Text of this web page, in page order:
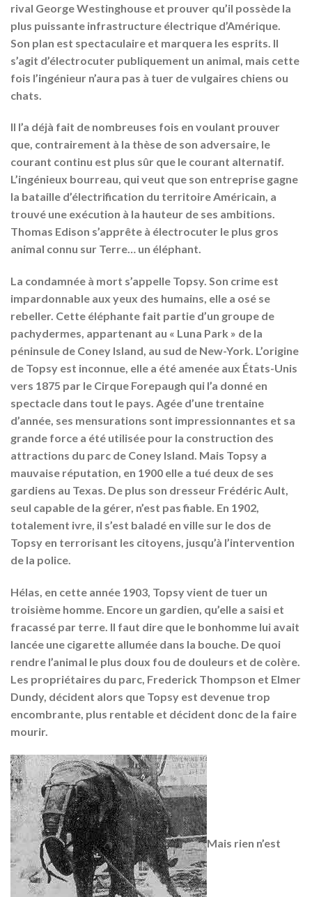
rival George Westinghouse et prouver qu’il possède la
plus puissante infrastructure électrique d’Amérique.
Son plan est spectaculaire et marquera les esprits. Il
s’agit d’électrocuter publiquement un animal, mais cette
fois l’ingénieur n’aura pas à tuer de vulgaires chiens ou
chats.
Il l’a déjà fait de nombreuses fois en voulant prouver
que, contrairement à la thèse de son adversaire, le
courant continu est plus sûr que le courant alternatif.
L’ingénieux bourreau, qui veut que son entreprise gagne
la bataille d’électrification du territoire Américain, a
trouvé une exécution à la hauteur de ses ambitions.
Thomas Edison s’apprête à électrocuter le plus gros
animal connu sur Terre… un éléphant.
La condamnée à mort s’appelle Topsy. Son crime est
impardonnable aux yeux des humains, elle a osé se
rebeller. Cette éléphante fait partie d’un groupe de
pachydermes, appartenant au « Luna Park » de la
péninsule de Coney Island, au sud de New-York. L’origine
de Topsy est inconnue, elle a été amenée aux États-Unis
vers 1875 par le Cirque Forepaugh qui l’a donné en
spectacle dans tout le pays. Agée d’une trentaine
d’année, ses mensurations sont impressionnantes et sa
grande force a été utilisée pour la construction des
attractions du parc de Coney Island. Mais Topsy a
mauvaise réputation, en 1900 elle a tué deux de ses
gardiens au Texas. De plus son dresseur Frédéric Ault,
seul capable de la gérer, n’est pas fiable. En 1902,
totalement ivre, il s’est baladé en ville sur le dos de
Topsy en terrorisant les citoyens, jusqu’à l’intervention
de la police.
Hélas, en cette année 1903, Topsy vient de tuer un
troisième homme. Encore un gardien, qu’elle a saisi et
fracassé par terre. Il faut dire que le bonhomme lui avait
lancée une cigarette allumée dans la bouche. De quoi
rendre l’animal le plus doux fou de douleurs et de colère.
Les propriétaires du parc, Frederick Thompson et Elmer
Dundy, décident alors que Topsy est devenue trop
encombrante, plus rentable et décident donc de la faire
mourir.
Mais rien n’est